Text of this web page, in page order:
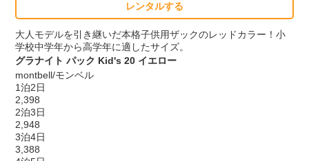
レンタルする
大人モデルを引き継いだ本格子供用ザックのレッドカラー！小
学校中学年から高学年に適したサイズ。
グラナイト パック Kid's 20 イエロー
montbell/モンベル
1泊2日
2,398
2泊3日
2,948
3泊4日
3,388